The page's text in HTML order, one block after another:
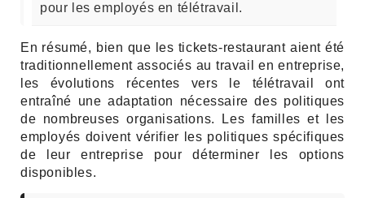
pour les employés en télétravail.
En résumé, bien que les tickets-restaurant aient été
traditionnellement associés au travail en entreprise,
les évolutions récentes vers le télétravail ont
entraîné une adaptation nécessaire des politiques
de nombreuses organisations. Les familles et les
employés doivent vérifier les politiques spécifiques
de leur entreprise pour déterminer les options
disponibles.